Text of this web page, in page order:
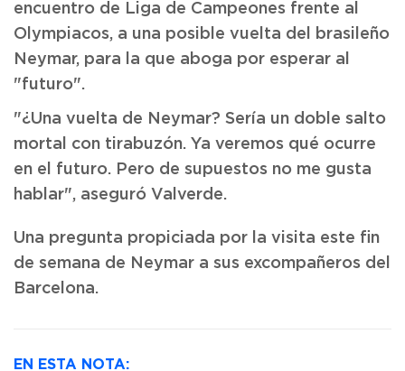
encuentro de Liga de Campeones frente al
Olympiacos, a una posible vuelta del brasileño
Neymar, para la que aboga por esperar al
"futuro".
"¿Una vuelta de Neymar? Sería un doble salto
mortal con tirabuzón. Ya veremos qué ocurre
en el futuro. Pero de supuestos no me gusta
hablar", aseguró Valverde.
Una pregunta propiciada por la visita este fin
de semana de Neymar a sus excompañeros del
Barcelona.
EN ESTA NOTA: